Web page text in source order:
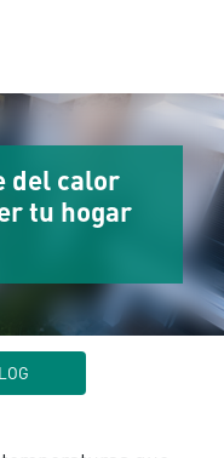
del calor
tu hogar